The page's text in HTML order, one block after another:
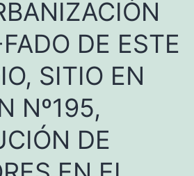
DE ESTE
SITIO EN
Nº195,
DE